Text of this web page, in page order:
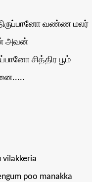
வண்ண மலர்
அவன்
சித்திர பூம்
vilakkeria
poo manakka